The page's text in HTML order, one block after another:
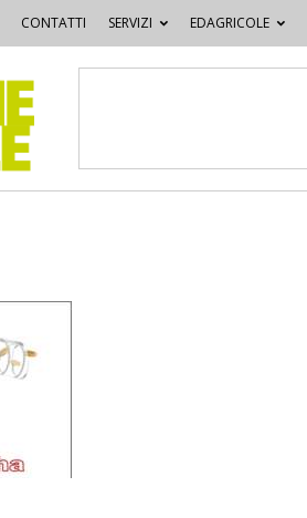
CONTATTI SERVIZI EDAGRICOLE